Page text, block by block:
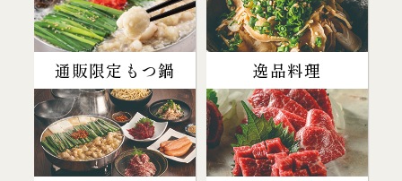
通販限定もつ鍋 逸品料理